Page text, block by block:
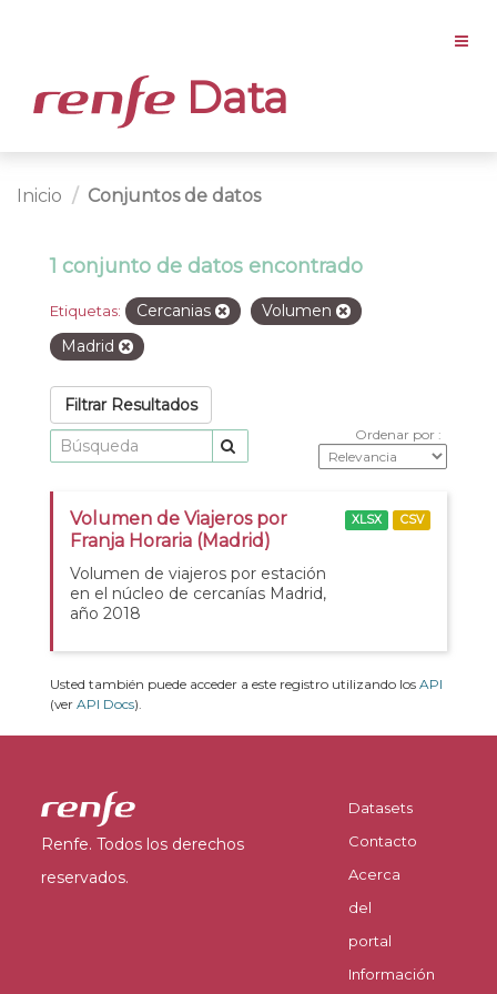
Data
Inicio Conjuntos de datos
1 conjunto de datos encontrado
Etiquetas: Cercanias
Volumen
Madrid
Filtrar Resultados
Ordenar por
Volumen de Viajeros por
Franja Horaria (Madrid)
Volumen de viajeros por estación
en el núcleo de cercanías Madrid,
año 2018
XLSX CSV
Usted también puede acceder a este registro utilizando los API
(ver API Docs).
Renfe. Todos los derechos
reservados.
Datasets
Contacto
Acerca
del
portal
Información